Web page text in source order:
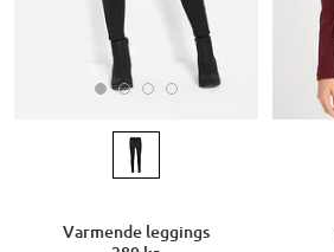
Varmende leggings